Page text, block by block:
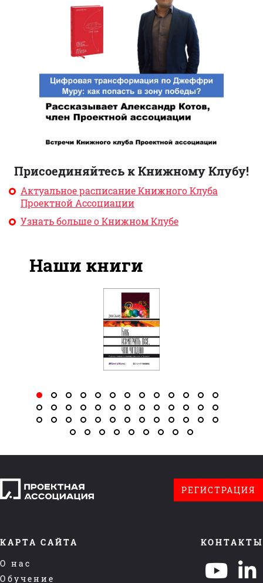
Присоединяйтесь к Книжному Клубу!
Актуальное расписание Книжного Клуба
Проектной Ассоциации
Узнать больше о Книжном Клубе
Наши книги
КАРТА САЙТА
О нас
Обучение
КОНТАКТЫ
РЕГИСТРАЦИЯ